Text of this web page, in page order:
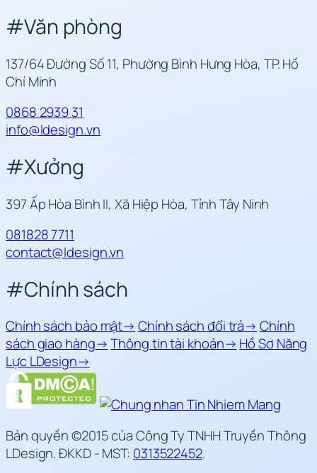
#Văn phòng
137/64 Đường Số 11, Phường Bình Hưng Hòa, TP. Hồ
Chí Minh
0868 2939 31
info@ldesign.vn
#Xưởng
397 Ấp Hòa Bình II, Xã Hiệp Hòa, Tỉnh Tây Ninh
081828 7711
contact@ldesign.vn
#Chính sách
Chính sách bảo mật→ Chính sách đổi trả→ Chính
sách giao hàng→ Thông tin tài khoản→ Hồ Sơ Năng
Lực LDesign→
Bản quyền ©2015 của Công Ty TNHH Truyền Thông
LDesign. ĐKKD - MST: 0313522452.